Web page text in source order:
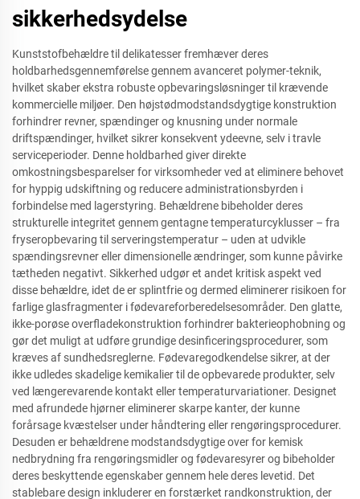
sikkerhedsydelse
Kunststofbehældre til delikatesser fremhæver deres
holdbarhedsgennemførelse gennem avanceret polymer-teknik,
hvilket skaber ekstra robuste opbevaringsløsninger til krævende
kommercielle miljøer. Den højstødmodstandsdygtige konstruktion
forhindrer revner, spændinger og knusning under normale
driftspændinger, hvilket sikrer konsekvent ydeevne, selv i travle
serviceperioder. Denne holdbarhed giver direkte
omkostningsbesparelser for virksomheder ved at eliminere behovet
for hyppig udskiftning og reducere administrationsbyrden i
forbindelse med lagerstyring. Behældrene bibeholder deres
strukturelle integritet gennem gentagne temperaturcyklusser – fra
fryseropbevaring til serveringstemperatur – uden at udvikle
spændingsrevner eller dimensionelle ændringer, som kunne påvirke
tætheden negativt. Sikkerhed udgør et andet kritisk aspekt ved
disse behældre, idet de er splintfrie og dermed eliminerer risikoen for
farlige glasfragmenter i fødevareforberedelsesområder. Den glatte,
ikke-porøse overfladekonstruktion forhindrer bakterieophobning og
gør det muligt at udføre grundige desinficeringsprocedurer, som
kræves af sundhedsreglerne. Fødevaregodkendelse sikrer, at der
ikke udledes skadelige kemikalier til de opbevarede produkter, selv
ved længerevarende kontakt eller temperaturvariationer. Designet
med afrundede hjørner eliminerer skarpe kanter, der kunne
forårsage kvæstelser under håndtering eller rengøringsprocedurer.
Desuden er behældrene modstandsdygtige over for kemisk
nedbrydning fra rengøringsmidler og fødevaresyrer og bibeholder
deres beskyttende egenskaber gennem hele deres levetid. Det
stablebare design inkluderer en forstærket randkonstruktion, der